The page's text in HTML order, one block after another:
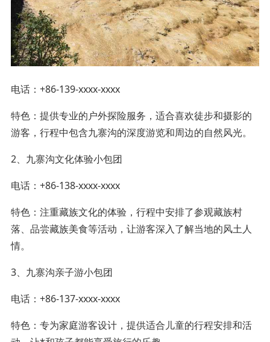
电话：+86-139-xxxx-xxxx
特色：提供专业的户外探险服务，适合喜欢徒步和摄影的
游客，行程中包含九寨沟的深度游览和周边的自然风光。
2、九寨沟文化体验小包团
电话：+86-138-xxxx-xxxx
特色：注重藏族文化的体验，行程中安排了参观藏族村
落、品尝藏族美食等活动，让游客深入了解当地的风土人
情。
3、九寨沟亲子游小包团
电话：+86-137-xxxx-xxxx
特色：专为家庭游客设计，提供适合儿童的行程安排和活